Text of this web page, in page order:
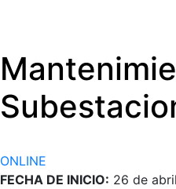
ONLINE
FECHA DE INICIO: 26 de